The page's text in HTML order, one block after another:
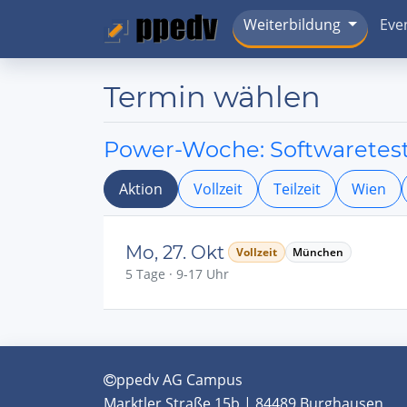
Weiterbildung
Termin wählen
Power-Woche:
Aktion Vollzeit Teilzeit Wien
Mo, 27. Okt Vollzeit München
5 Tage · 9-17 Uhr
ppedv AG Campus